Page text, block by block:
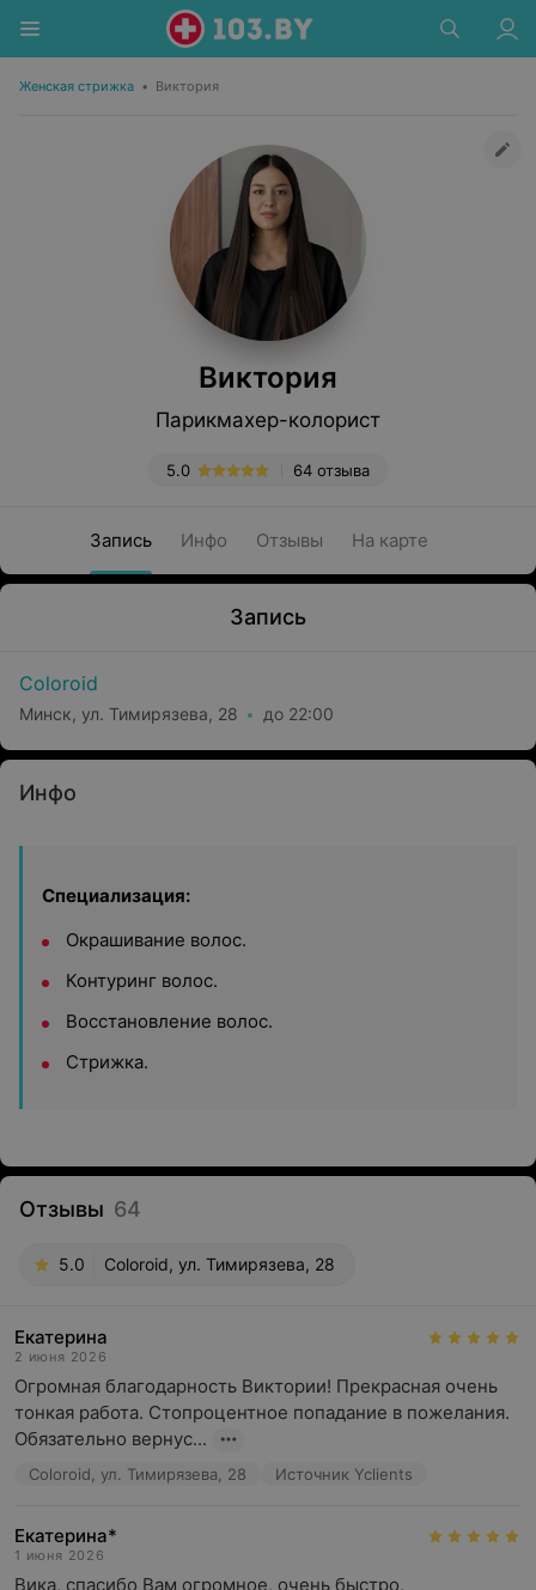
Женская стрижка • Виктория
Виктория
Парикмахер-колорист
64 отзыва
5.0
Запись Инфо Отзывы На карте
Запись
Coloroid
Минск, ул. Тимирязева, 28 до 22:00
Инфо
Специализация:
Окрашивание волос.
Контуринг волос.
Восстановление волос.
Стрижка.
Отзывы 64
5.0 Coloroid, ул. Тимирязева, 28
Екатерина
2 июня 2026
Огромная благодарность Виктории! Прекрасная очень
тонкая работа. Стопроцентное попадание в пожелания.
Обязательно вернус...
Coloroid, ул. Тимирязева, 28 Источник Yclients
Екатерина*
1 июня 2026
Вика, спасибо Вам огромное, очень быстро,